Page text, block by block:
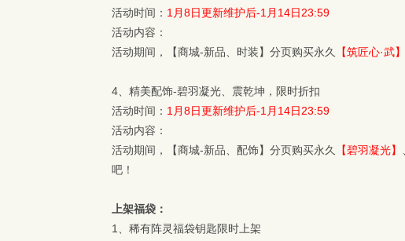
活动时间： 1月8日更新维护后-1月14日23:59
活动内容：
活动期间，【商城-新品、时装】分页购买永久
【筑匠心·武】
4、精美配饰-碧羽凝光、震乾坤，限时折扣
活动时间： 1月8日更新维护后-1月14日23:59
活动内容：
活动期间，【商城-新品、配饰】分页购买永久
【碧羽凝光】
吧！
上架福袋：
1、稀有阵灵福袋钥匙限时上架